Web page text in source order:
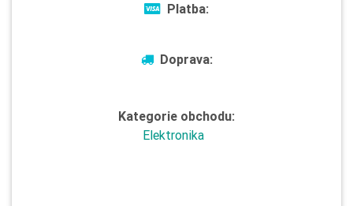
Platba:
Doprava:
Kategorie obchodu:
Elektronika